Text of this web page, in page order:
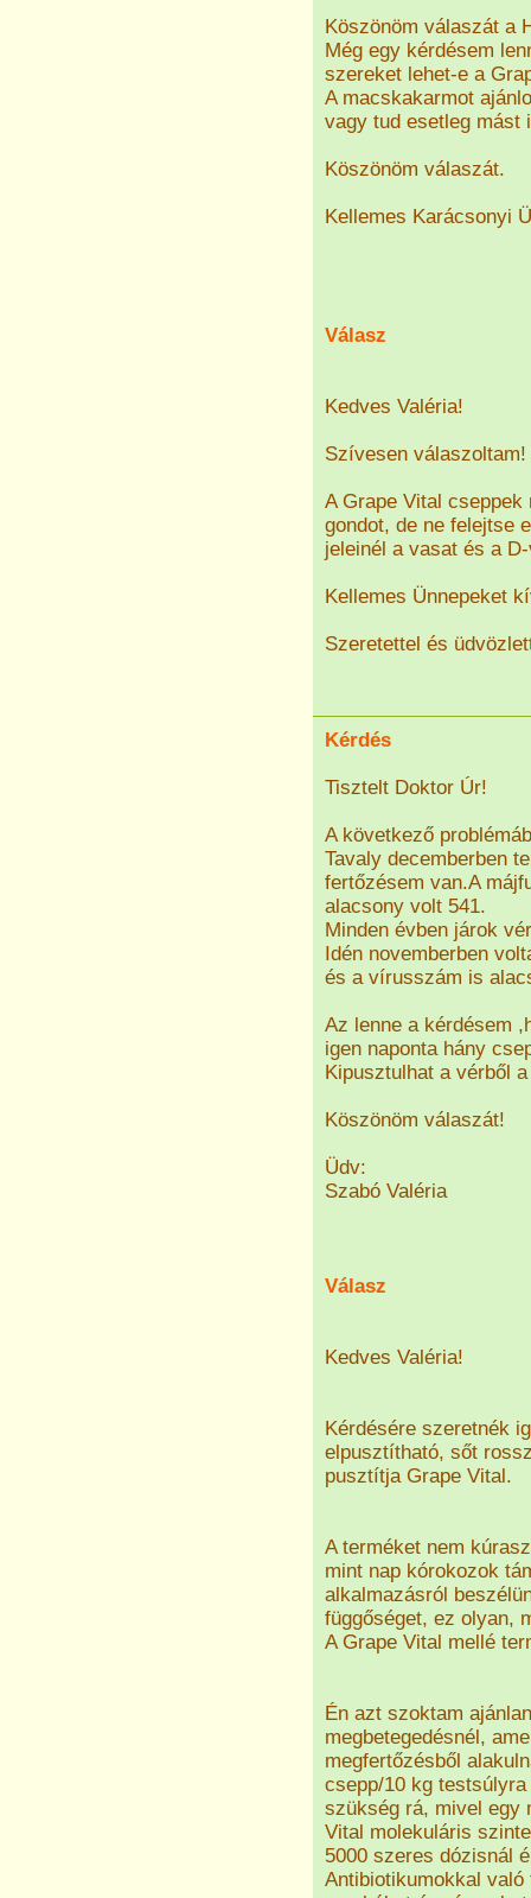
Köszönöm válaszát a
Még egy kérdésem
szereket lehet-e a
A macskakarmot
vagy tud esetleg mást
Köszönöm válaszát.
Kellemes Karácsonyi
Válasz
Kedves Valéria!
Szívesen válaszoltam!
A Grape Vital
gondot, de ne felejtse
jeleinél a vasat és a
Kellemes Ünnepeket
Szeretettel és
Kérdés
Tisztelt Doktor Úr!
A következő
Tavaly decemberben
fertőzésem van.A
alacsony volt 541.
Minden évben járok
Idén novemberben
és a vírusszám is
Az lenne a kérdésem
igen naponta hány
Kipusztulhat a vérből
Köszönöm válaszát!
Üdv:
Szabó Valéria
Válasz
Kedves Valéria!
Kérdésére szeretnék
elpusztítható, sőt
pusztítja Grape Vital.
A terméket nem
mint nap kórokozok
alkalmazásról
függőséget, ez olyan,
A Grape Vital mellé
Én azt szoktam
megbetegedésnél,
megfertőzésből
csepp/10 kg
szükség rá, mivel egy
Vital molekuláris
5000 szeres dózisnál
Antibiotikumokkal